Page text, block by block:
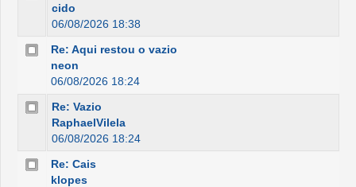
cido
06/08/2026 18:38
Re: Aqui restou o vazio
neon
06/08/2026 18:24
Re: Vazio
RaphaelVilela
06/08/2026 18:24
Re: Cais
klopes